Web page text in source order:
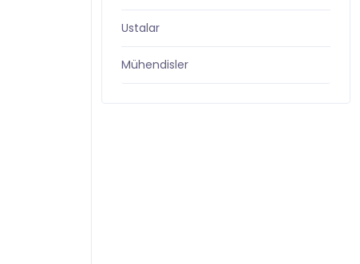
Ustalar
Mühendisler